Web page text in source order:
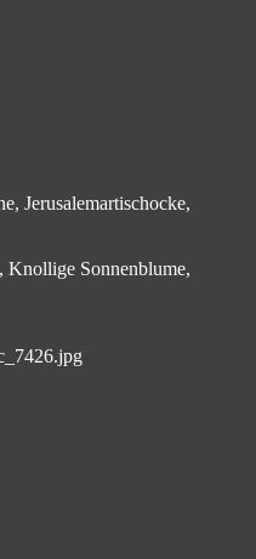
Jerusalemartischocke,
Knollige Sonnenblume,